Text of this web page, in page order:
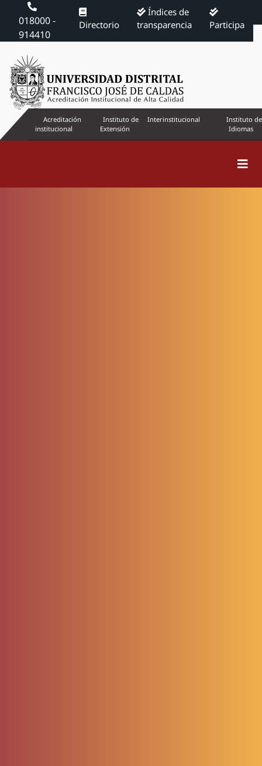
018000 -
914410
Directorio
Índices de
transparencia
Participa
Acreditación
institucional
Instituto de
Extensión
Interinstitucional
Instituto de
Idiomas